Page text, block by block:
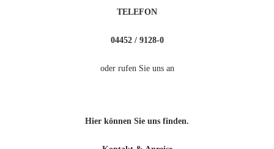
TELEFON
04452 / 9128-0
oder rufen Sie uns an
Hier können Sie uns finden.